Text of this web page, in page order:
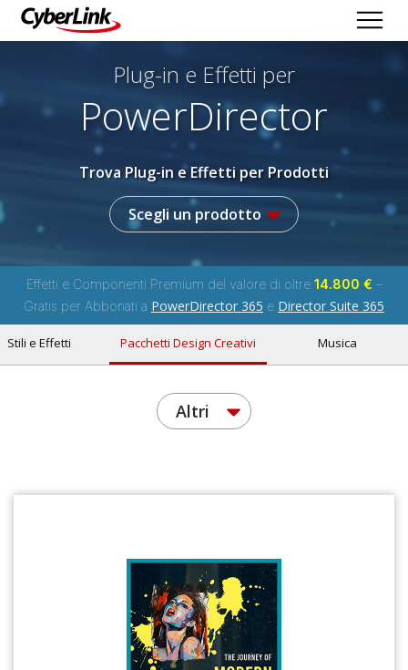
Plug-in e Effetti per
PowerDirector
Trova Plug-in e Effetti per Prodotti
Scegli un prodotto
Effetti e Componenti Premium del valore di oltre 14.800 € –
Gratis per Abbonati a PowerDirector 365 e Director Suite 365
Stili e Effetti Pacchetti Design Creativi Musica
Altri